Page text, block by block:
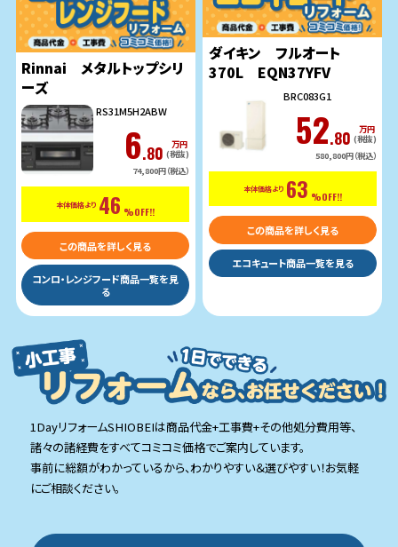
Rinnai メタルトップシリ
ーズ
RS31M5H2ABW
6.80 万円
(税抜)
74,800円（税込）
本体価格より 46 %OFF!!
この商品を詳しく見る
コンロ・レンジフード商品一覧を見
る
ダイキン フルオート
370L EQN37YFV
BRC083G1
52.80 万円
(税抜)
580,800円（税込）
本体価格より 63 %OFF!!
この商品を詳しく見る
エコキュート商品一覧を見る
1DayリフォームSHIOBEIは商品代金+工事費+その他処分費用等、
諸々の諸経費をすべてコミコミ価格でご案内しています。
事前に総額がわかっているから、わかりやすい＆選びやすい！お気軽
にご相談ください。